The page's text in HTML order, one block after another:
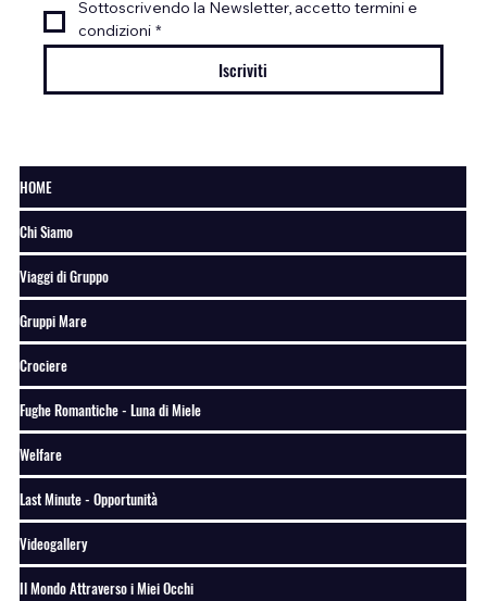
Sottoscrivendo la Newsletter, accetto termini e
condizioni *
Iscriviti
HOME
Chi Siamo
Viaggi di Gruppo
Gruppi Mare
Crociere
Fughe Romantiche - Luna di Miele
Welfare
Last Minute - Opportunità
Videogallery
Il Mondo Attraverso i Miei Occhi